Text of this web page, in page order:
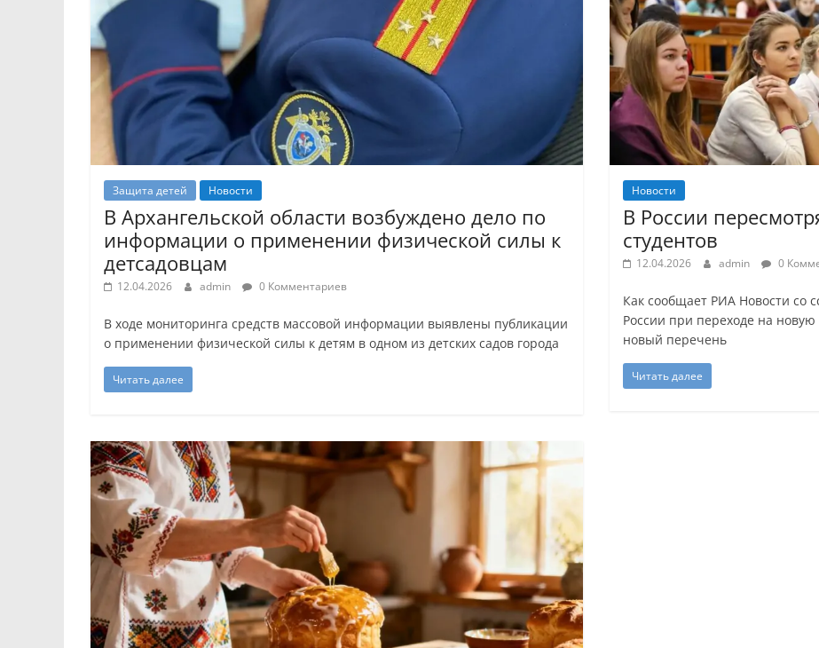
Защита детей Новости
В Архангельской области возбуждено дело по
информации о применении физической силы к
детсадовцам
12.04.2026 admin 0 Комментариев
В ходе мониторинга средств массовой информации выявлены публикации
о применении физической силы к детям в одном из детских садов города
Читать далее
Новости
В России
студентов
12.04.2026 admin 0
Как сообщает РИА Новости со
России при переходе на
новый перечень
Читать далее